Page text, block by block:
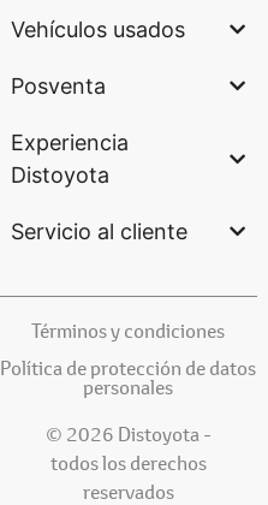
Vehículos usados
Posventa
Experiencia
Distoyota
Servicio al cliente
Términos y condiciones
Política de protección de datos
personales
© 2026 Distoyota -
todos los derechos
reservados